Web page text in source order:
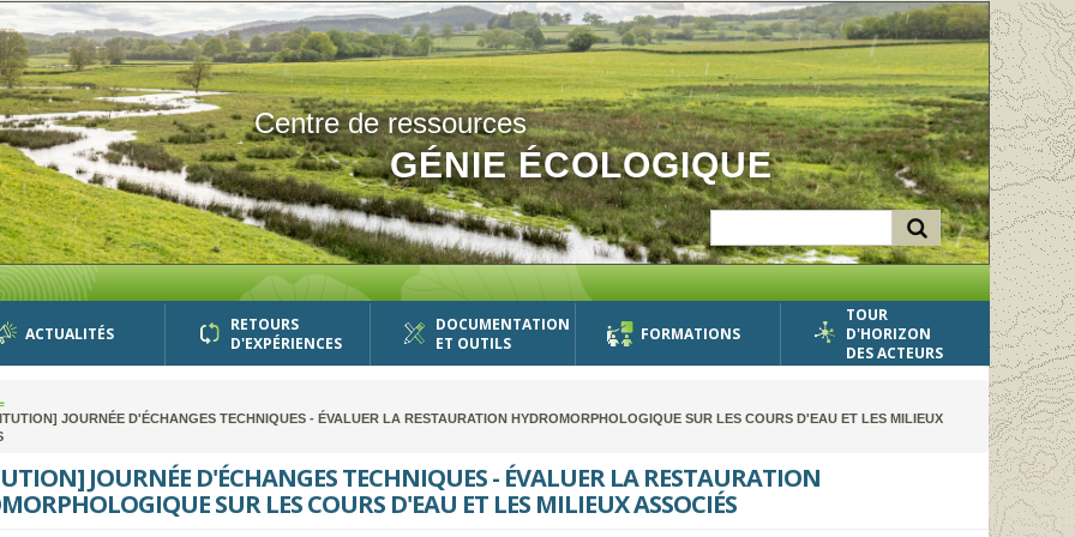
Centre de ressources
GÉNIE ÉCOLOGIQUE
ACTUALITÉS
RETOURS
D'EXPÉRIENCES
DOCUMENTATION
ET OUTILS
FORMATIONS
TOUR
D'HORIZON
DES ACTEURS
JOURNÉE D'ÉCHANGES TECHNIQUES - ÉVALUER LA RESTAURATION HYDROMORPHOLOGIQUE SUR LES COURS D'EAU ET LES MILIEUX
JOURNÉE D'ÉCHANGES TECHNIQUES - ÉVALUER LA RESTAURATION
SUR LES COURS D'EAU ET LES MILIEUX ASSOCIÉS